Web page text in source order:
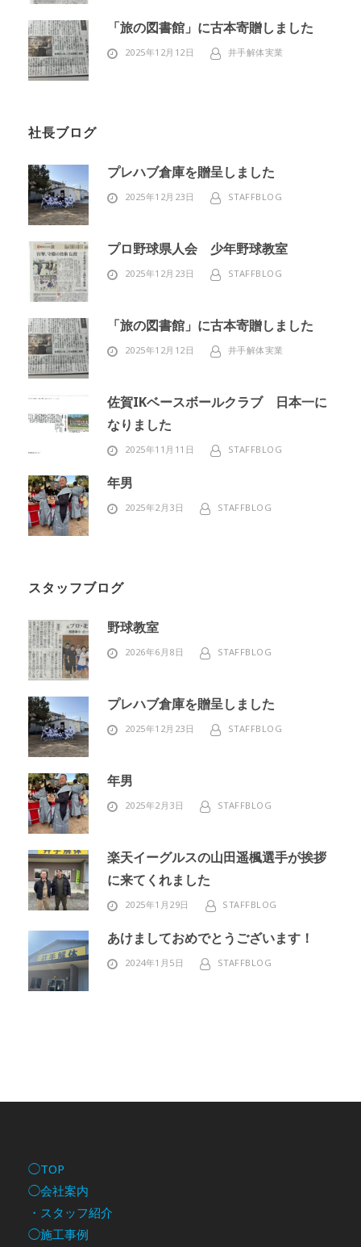
「旅の図書館」に古本寄贈しました
2025年12月12日 井手解体実業
社長ブログ
プレハブ倉庫を贈呈しました
2025年12月23日 STAFFBLOG
プロ野球県人会 少年野球教室
2025年12月23日 STAFFBLOG
「旅の図書館」に古本寄贈しました
2025年12月12日 井手解体実業
佐賀IKベースボールクラブ 日本一に
なりました
2025年11月11日 STAFFBLOG
年男
2025年2月3日 STAFFBLOG
スタッフブログ
野球教室
2026年6月8日 STAFFBLOG
プレハブ倉庫を贈呈しました
2025年12月23日 STAFFBLOG
年男
2025年2月3日 STAFFBLOG
楽天イーグルスの山田遥楓選手が挨拶
に来てくれました
2025年1月29日 STAFFBLOG
あけましておめでとうございます！
2024年1月5日 STAFFBLOG
◯TOP
◯会社案内
・スタッフ紹介
◯施工事例